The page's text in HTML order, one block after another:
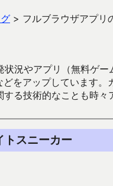
> フルブラウザアプリ
況やアプリ（無料ゲ
どをアップしています
る技術的なことも時々
トスニーカー